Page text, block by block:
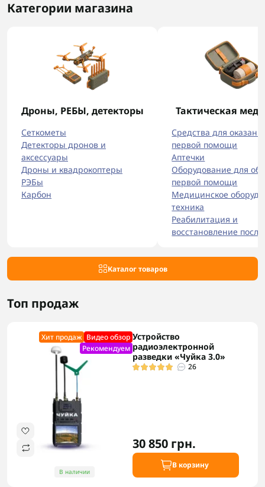
Категории магазина
Дроны, РЕБЫ, детекторы
Сеткометы
Детекторы дронов и
аксессуары
Дроны и квадрокоптеры
РЭБы
Карбон
Тактическая
Средства для
первой помощи
Аптечки
Оборудование для
первой помощи
Медицинское
техника
Реабилитация и
восстановление
Каталог товаров
Топ продаж
Хит продаж Видео обзор
Рекомендуем
В наличии
Устройство
радиоэлектронной
разведки «Чуйка 3.0»
26
30 850 грн.
В корзину